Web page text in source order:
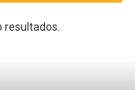
resultados.